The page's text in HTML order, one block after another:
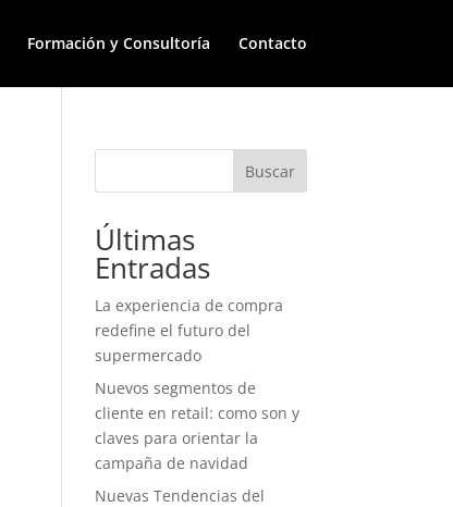
Formación y Consultoría Contacto
Buscar
Últimas
Entradas
La experiencia de compra
redefine el futuro del
supermercado
Nuevos segmentos de
cliente en retail: como son y
claves para orientar la
campaña de navidad
Nuevas Tendencias del